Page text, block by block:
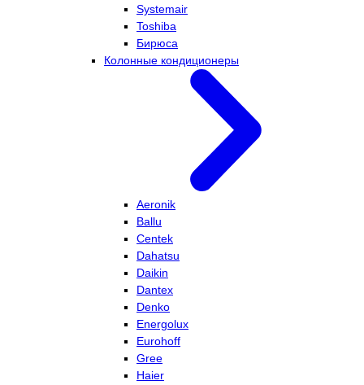
Systemair
Toshiba
Бирюса
Колонные кондиционеры
Aeronik
Ballu
Centek
Dahatsu
Daikin
Dantex
Denko
Energolux
Eurohoff
Gree
Haier